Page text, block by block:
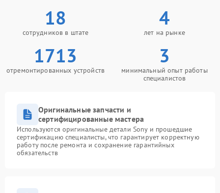
18
сотрудников в штате
4
лет на рынке
1713
отремонтированных устройств
3
минимальный опыт работы
специалистов
Оригинальные запчасти и
сертифицированные мастера
Используются оригинальные детали Sony и прошедшие
сертификацию специалисты, что гарантирует корректную
работу после ремонта и сохранение гарантийных
обязательств